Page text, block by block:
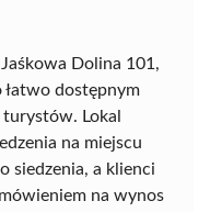
Dolina 101,
dostępnym
Lokal
na miejscu
siedzenia, a klienci
na wynos